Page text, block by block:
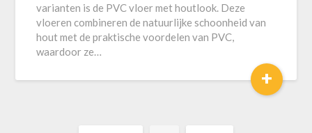
varianten is de PVC vloer met houtlook. Deze
vloeren combineren de natuurlijke schoonheid van
hout met de praktische voordelen van PVC,
waardoor ze…
+